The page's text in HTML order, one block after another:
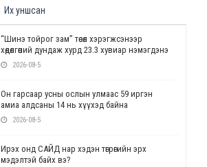
Их уншсан
“Шинэ тойрог зам” төсөл хэрэгжсэнээр
хөдөлгөөний дундаж хурд 23.3 хувиар нэмэгдэнэ
2026-08-5
Он гарсаар усны ослын улмаас 59 иргэн
амиа алдсаны 14 нь хүүхэд байна
2026-08-5
Ирэх онд САЙД нар хэдэн төгрөгийн эрх
мэдэлтэй байх вэ?